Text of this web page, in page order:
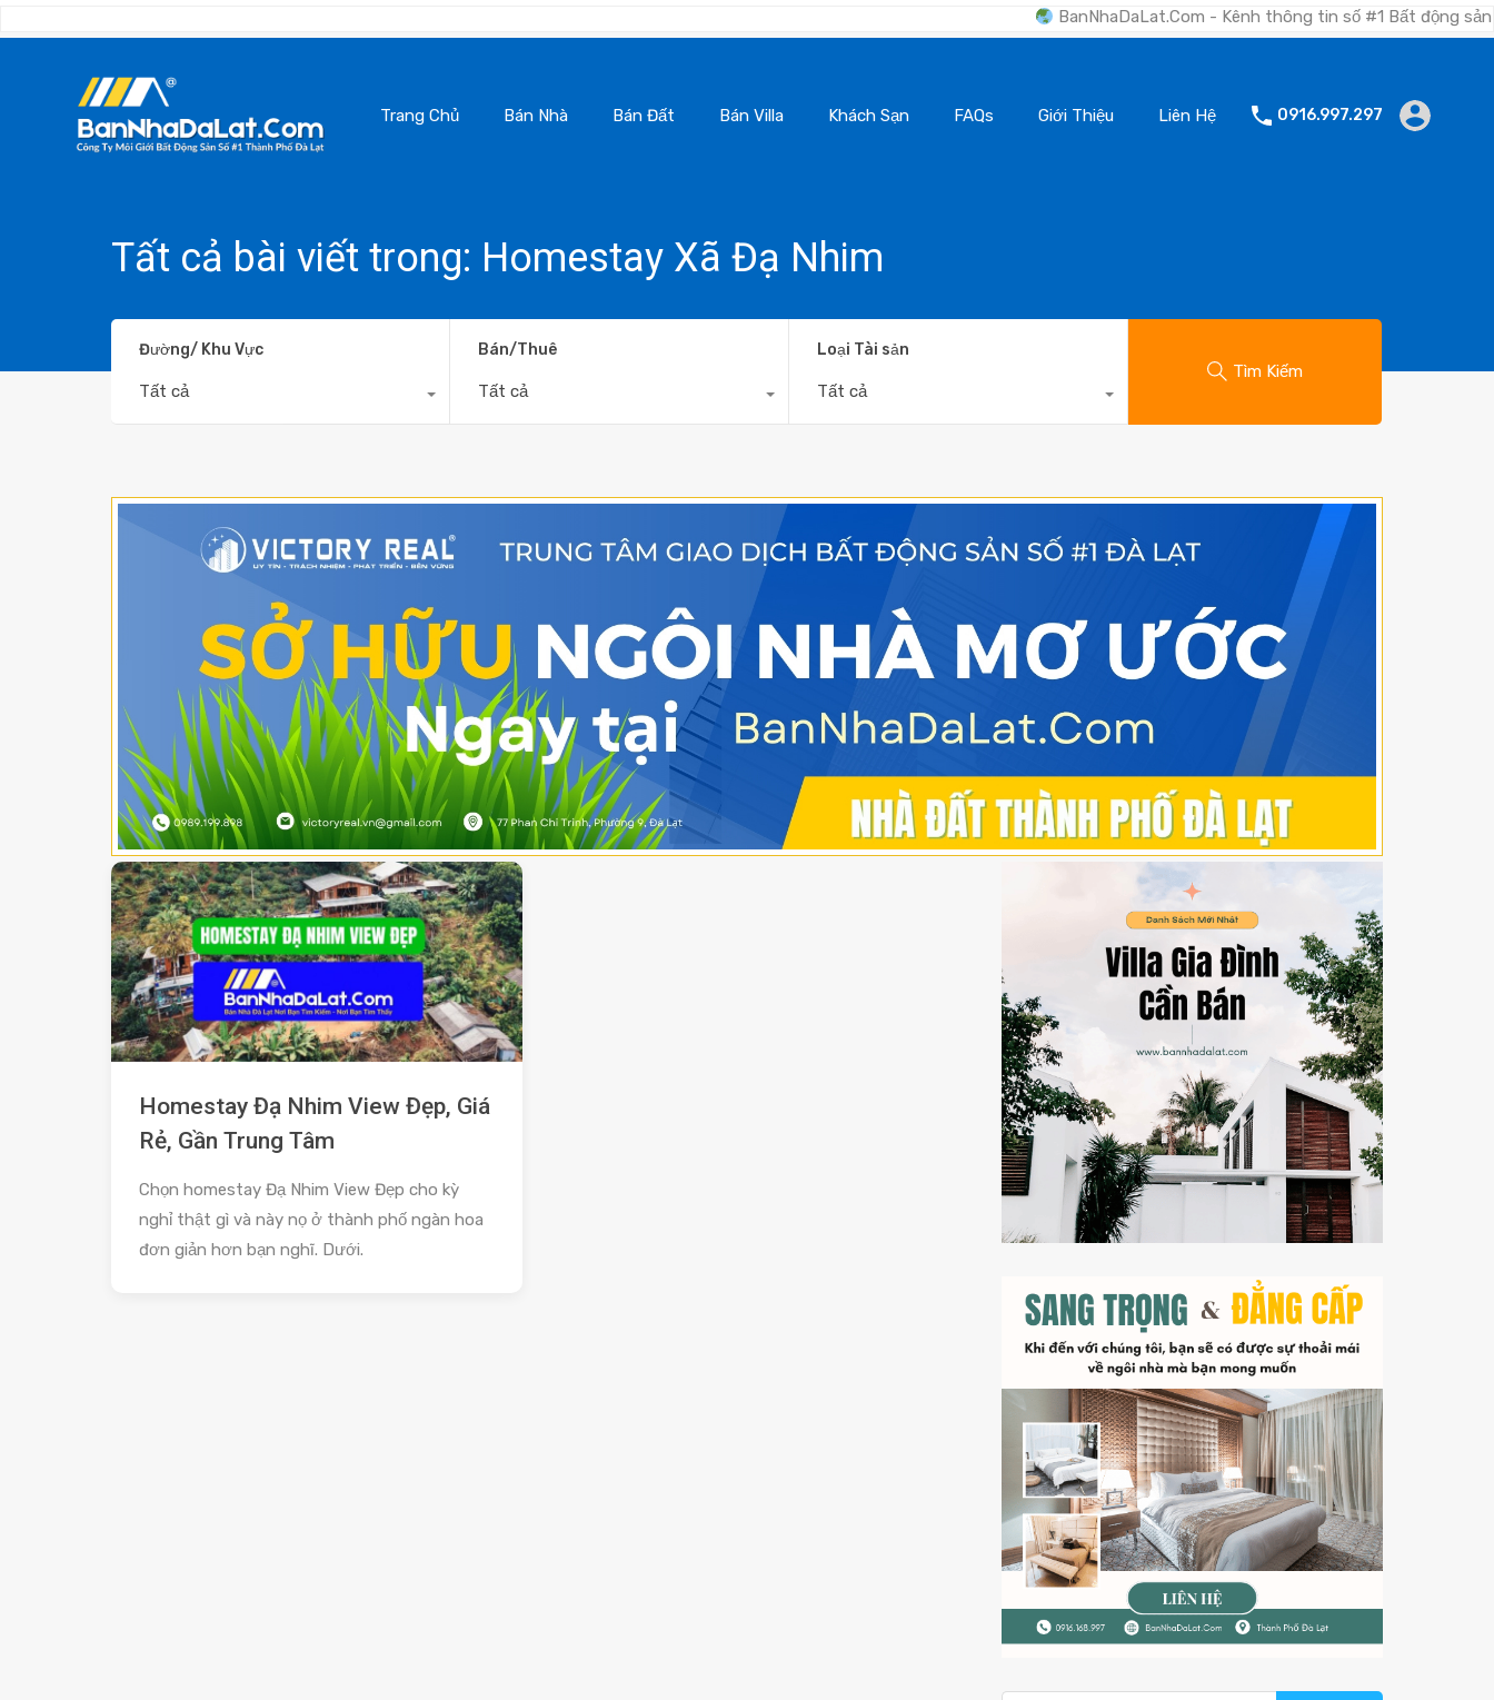
BanNhaDaLat.Com - Kênh thông tin số #1 Bất động sản Đà Lạt
Trang Chủ Bán Nhà Bán Đất Bán Villa Khách Sạn FAQs Giới Thiệu Liên Hệ 0916.997.297
Tất cả bài viết trong: Homestay Xã Đạ Nhim
Đường/ Khu Vực
Tất cả
Bán/Thuê
Tất cả
Loại Tài sản
Tất cả
Tìm Kiếm
Homestay Đạ Nhim View Đẹp, Giá
Rẻ, Gần Trung Tâm
Chọn homestay Đạ Nhim View Đẹp cho kỳ
nghỉ thật gì và này nọ ở thành phố ngàn hoa
đơn giản hơn bạn nghĩ. Dưới.